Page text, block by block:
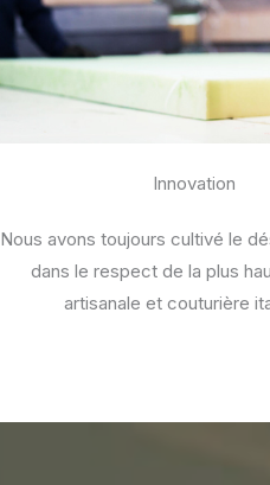
Innovation
Nous avons toujours cultivé le
dans le respect de la plus
artisanale et couturière